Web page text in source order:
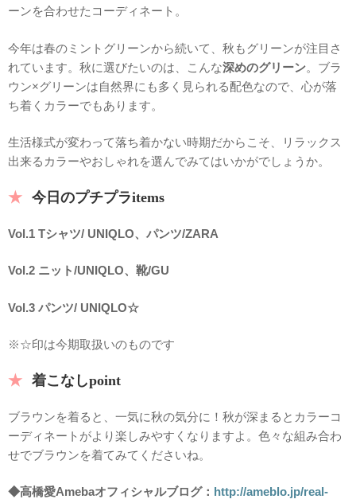
ーンを合わせたコーディネート。
今年は春のミントグリーンから続いて、秋もグリーンが注目さ
れています。秋に選びたいのは、こんな深めのグリーン。ブラ
ウン×グリーンは自然界にも多く見られる配色なので、心が落
ち着くカラーでもあります。
生活様式が変わって落ち着かない時期だからこそ、リラックス
出来るカラーやおしゃれを選んでみてはいかがでしょうか。
今日のプチプラitems
Vol.1 Tシャツ/ UNIQLO、パンツ/ZARA
Vol.2 ニット/UNIQLO、靴/GU
Vol.3 パンツ/ UNIQLO☆
※☆印は今期取扱いのものです
着こなしpoint
ブラウンを着ると、一気に秋の気分に！秋が深まるとカラーコ
ーディネートがより楽しみやすくなりますよ。色々な組み合わ
せでブラウンを着てみてくださいね。
◆高橋愛Amebaオフィシャルブログ： http://ameblo.jp/real-